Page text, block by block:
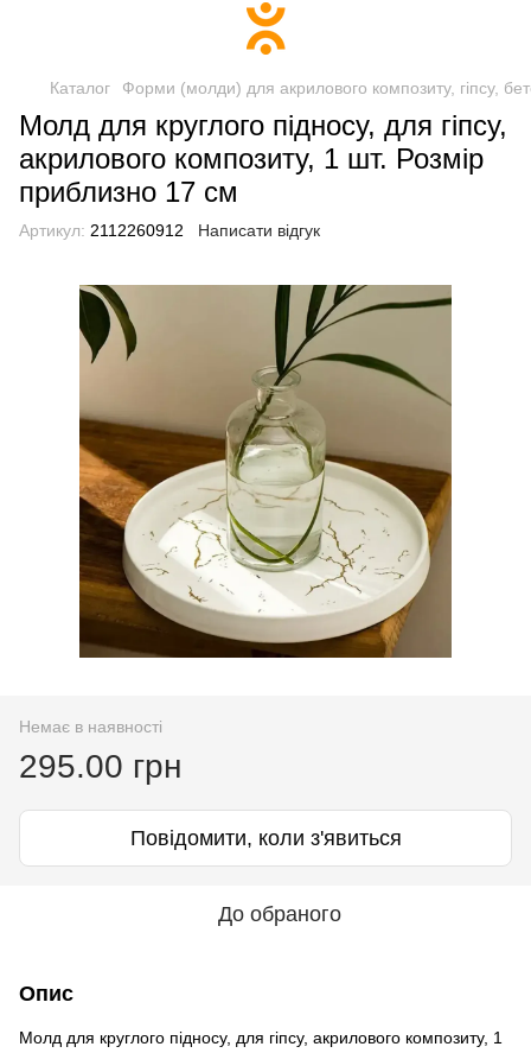
Каталог Форми (молди) для акрилового композиту, гіпсу,
Молд для круглого підносу, для гіпсу,
акрилового композиту, 1 шт. Розмір
приблизно 17 см
Артикул: 2112260912 Написати відгук
Немає в наявності
295.00 грн
Повідомити, коли з'явиться
До обраного
Опис
Молд для круглого підносу, для гіпсу, акрилового композиту, 1